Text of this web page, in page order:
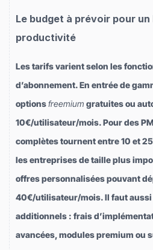
Le budget à prévoir pour un
productivité
Les tarifs varient selon les
d’abonnement. En entrée de
optionsfreemium gratuites ou
10€/utilisateur/mois. Pour des
complètes tournent entre 10 et
les entreprises de taille plus
offres personnalisées pouvant
40€/utilisateur/mois. Il faut
additionnels : frais
avancées, modules premium ou